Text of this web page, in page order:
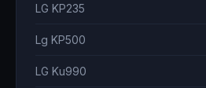
LG KP235
Lg KP500
LG Ku990